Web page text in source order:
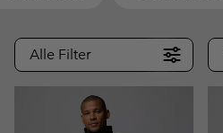
Alle Filter